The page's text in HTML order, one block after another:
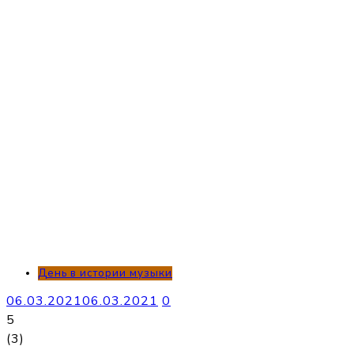
День в истории музыки
06.03.202106.03.2021 0
5
(3)